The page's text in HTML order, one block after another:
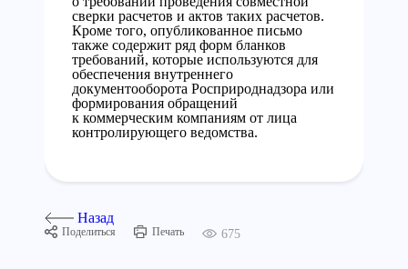
сверки расчетов и актов таких расчетов.
Кроме того, опубликованное письмо
также содержит ряд форм бланков
требований, которые используются для
обеспечения внутреннего
документооборота Росприроднадзора или
формирования обращений
к коммерческим компаниям от лица
контролирующего ведомства.
Назад
Поделиться Печать 675